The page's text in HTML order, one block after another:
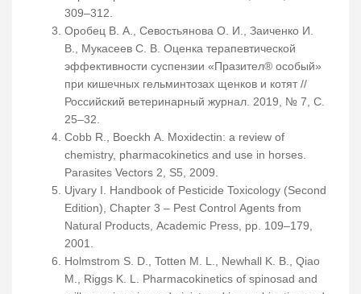
309–312.
Оробец В. А., Севостьянова О. И., Заиченко И.
В., Мукасеев С. В. Оценка терапевтической
эффективности суспензии «Празител® особый»
при кишечных гельминтозах щенков и котят //
Российский ветеринарный журнал. 2019, № 7, С.
25–32.
Cobb R., Boeckh A. Moxidectin: a review of
chemistry, pharmacokinetics and use in horses.
Parasites Vectors 2, S5, 2009.
Ujvary I. Handbook of Pesticide Toxicology (Second
Edition), Chapter 3 – Pest Control Agents from
Natural Products, Academic Press, pp. 109–179,
2001.
Holmstrom S. D., Totten M. L., Newhall K. B., Qiao
M., Riggs K. L. Pharmacokinetics of spinosad and